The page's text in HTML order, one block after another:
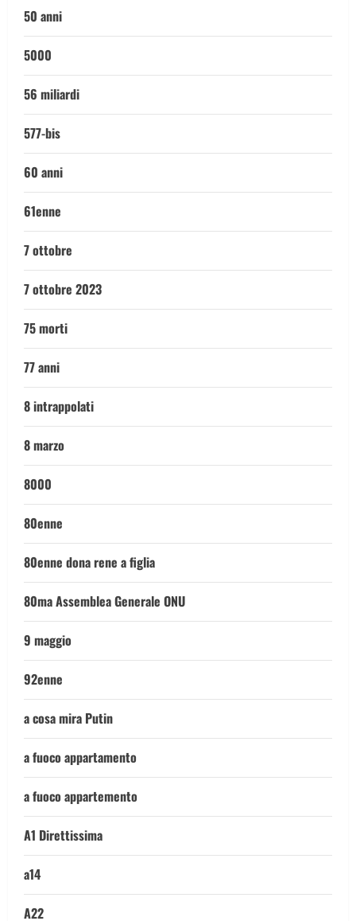
50 anni
5000
56 miliardi
577-bis
60 anni
61enne
7 ottobre
7 ottobre 2023
75 morti
77 anni
8 intrappolati
8 marzo
8000
80enne
80enne dona rene a figlia
80ma Assemblea Generale ONU
9 maggio
92enne
a cosa mira Putin
a fuoco appartamento
a fuoco appartemento
A1 Direttissima
a14
A22